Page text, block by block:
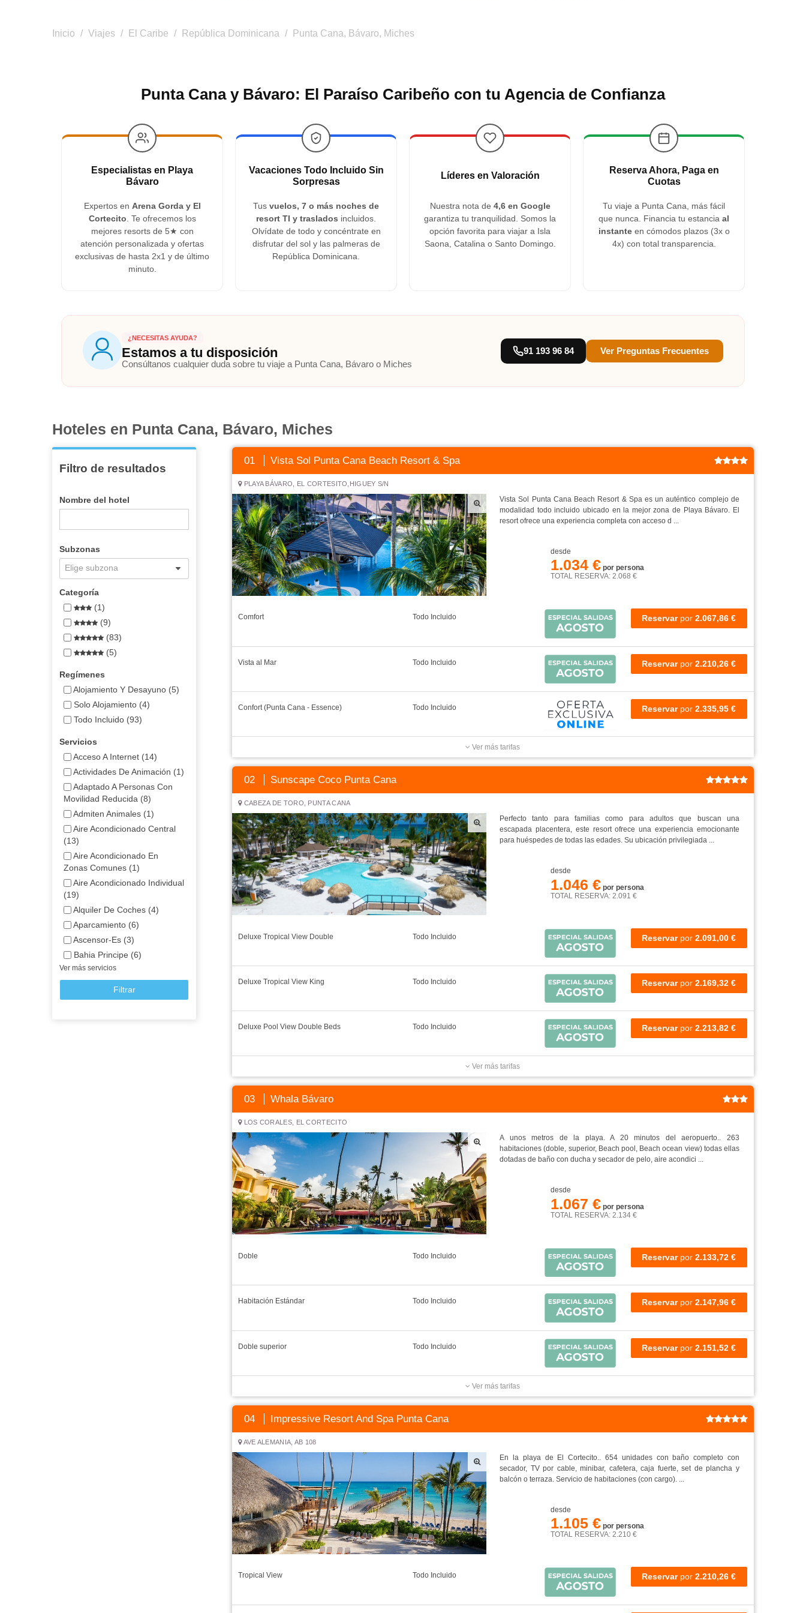
Inicio / Viajes / El Caribe / República Dominicana / Punta Cana, Bávaro, Miches
Punta Cana y Bávaro: El Paraíso Caribeño con tu Agencia de Confianza
Especialistas en Playa
Bávaro
Expertos en Arena Gorda y El
Cortecito . Te ofrecemos los
mejores resorts de 5★ con
atención personalizada y ofertas
exclusivas de hasta 2x1 y de último
minuto.
Vacaciones Todo Incluido Sin
Sorpresas
Tus vuelos, 7 o más noches de
resort TI y traslados incluidos.
Olvídate de todo y concéntrate en
disfrutar del sol y las palmeras de
República Dominicana.
Líderes en Valoración
Nuestra nota de 4,6 en Google
garantiza tu tranquilidad. Somos la
opción favorita para viajar a Isla
Saona, Catalina o Santo Domingo.
Reserva Ahora, Paga en
Cuotas
Tu viaje a Punta Cana, más fácil
que nunca. Financia tu estancia al
instanteen cómodos plazos (3x o
4x) con total transparencia.
¿NECESITAS AYUDA?
Estamos a tu disposición
Consúltanos cualquier duda sobre tu viaje a Punta Cana, Bávaro o Miches
91 193 96 84 Ver Preguntas Frecuentes
Hoteles en Punta Cana, Bávaro, Miches
Filtro de resultados
Nombre del hotel
Subzonas
Elige subzona
Categoría
(1)
(9)
(83)
(5)
Regímenes
Alojamiento Y Desayuno (5)
Solo Alojamiento (4)
Todo Incluido (93)
Servicios
Acceso A Internet (14)
Actividades De Animación (1)
Adaptado A Personas Con
Movilidad Reducida (8)
Admiten Animales (1)
Aire Acondicionado Central
(13)
Aire Acondicionado En
Zonas Comunes (1)
Aire Acondicionado Individual
(19)
Alquiler De Coches (4)
Aparcamiento (6)
Ascensor-Es (3)
Bahia Principe (6)
Ver más servicios
Filtrar
01 Vista Sol Punta Cana Beach Resort & Spa
PLAYA BÁVARO, EL CORTESITO,HIGUEY S/N
Vista Sol Punta Cana Beach Resort & Spa es un auténtico complejo de
modalidad todo incluido ubicado en la mejor zona de Playa Bávaro. El
resort ofrece una experiencia completa con acceso d ...
desde
1.034 € por persona
TOTAL RESERVA: 2.068 €
Comfort Todo Incluido Reservar por 2.067,86 €
Vista al Mar Todo Incluido Reservar por 2.210,26 €
Confort (Punta Cana - Essence) Todo Incluido Reservar por 2.335,95 €
Ver más tarifas
02 Sunscape Coco Punta Cana
CABEZA DE TORO, PUNTA CANA
Perfecto tanto para familias como para adultos que buscan una
escapada placentera, este resort ofrece una experiencia emocionante
para huéspedes de todas las edades. Su ubicación privilegiada ...
desde
1.046 € por persona
TOTAL RESERVA: 2.091 €
Deluxe Tropical View Double Todo Incluido Reservar por 2.091,00 €
Deluxe Tropical View King Todo Incluido Reservar por 2.169,32 €
Deluxe Pool View Double Beds Todo Incluido Reservar por 2.213,82 €
Ver más tarifas
03 Whala Bávaro
LOS CORALES, EL CORTECITO
A unos metros de la playa. A 20 minutos del aeropuerto.. 263
habitaciones (doble, superior, Beach pool, Beach ocean view) todas ellas
dotadas de baño con ducha y secador de pelo, aire acondici ...
desde
1.067 € por persona
TOTAL RESERVA: 2.134 €
Doble Todo Incluido Reservar por 2.133,72 €
Habitación Estándar Todo Incluido Reservar por 2.147,96 €
Doble superior Todo Incluido Reservar por 2.151,52 €
Ver más tarifas
04 Impressive Resort And Spa Punta Cana
AVE ALEMANIA, AB 108
En la playa de El Cortecito.. 654 unidades con baño completo con
secador, TV por cable, minibar, cafetera, caja fuerte, set de plancha y
balcón o terraza. Servicio de habitaciones (con cargo). ...
desde
1.105 € por persona
TOTAL RESERVA: 2.210 €
Tropical View Todo Incluido Reservar por 2.210,26 €